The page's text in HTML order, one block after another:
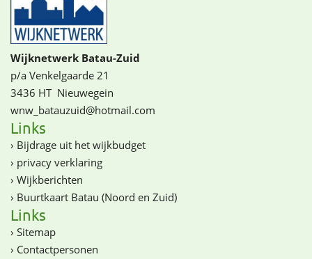
Wijknetwerk Batau-Zuid
p/a Venkelgaarde 21
3436 HT Nieuwegein
wnw_batauzuid@­­hotmail.com
Links
› Bijdrage uit het wijkbudget
› privacy verklaring
› Wijkberichten
› Buurtkaart Batau (Noord en Zuid)
Links
› Sitemap
› Contactpersonen